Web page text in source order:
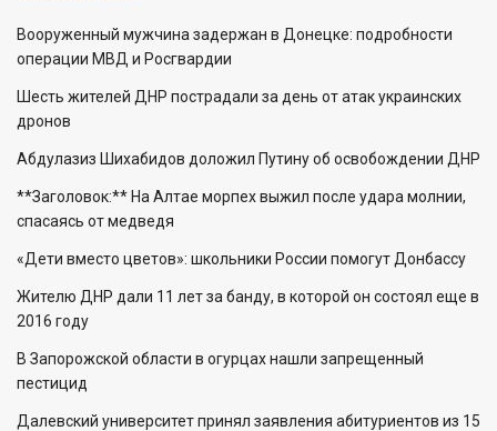
Вооруженный мужчина задержан в Донецке: подробности
операции МВД и Росгвардии
Шесть жителей ДНР пострадали за день от атак украинских
дронов
Абдулазиз Шихабидов доложил Путину об освобождении ДНР
**Заголовок:** На Алтае морпех выжил после удара молнии,
спасаясь от медведя
«Дети вместо цветов»: школьники России помогут Донбассу
Жителю ДНР дали 11 лет за банду, в которой он состоял еще в
2016 году
В Запорожской области в огурцах нашли запрещенный
пестицид
Далевский университет принял заявления абитуриентов из 15